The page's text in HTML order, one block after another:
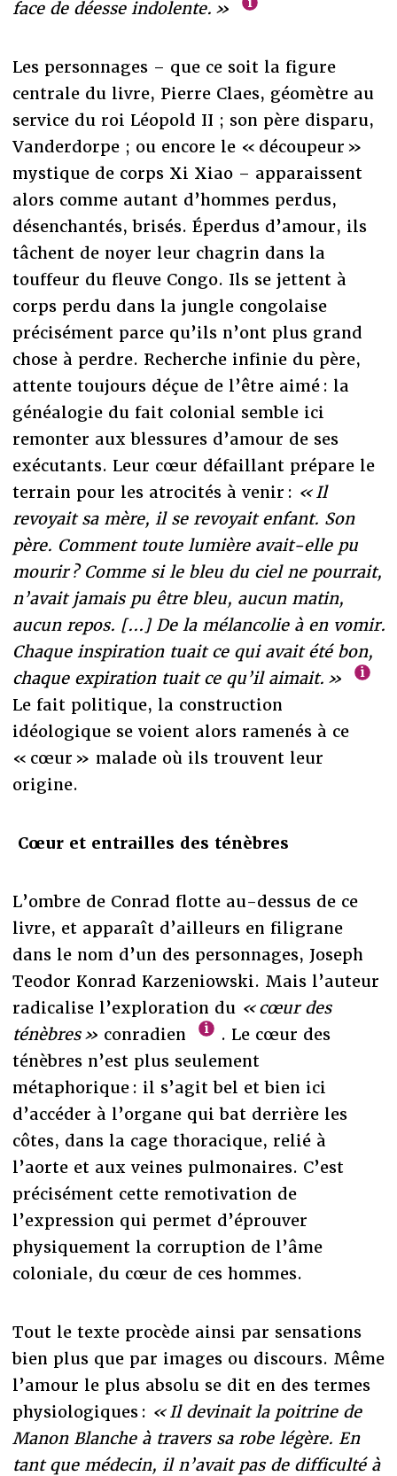
face de déesse indolente. »
Les personnages – que ce soit la figure
centrale du livre, Pierre Claes, géomètre au
service du roi Léopold II ; son père disparu,
Vanderdorpe ; ou encore le « découpeur »
mystique de corps Xi Xiao – apparaissent
alors comme autant d’hommes perdus,
désenchantés, brisés. Éperdus d’amour, ils
tâchent de noyer leur chagrin dans la
touffeur du fleuve Congo. Ils se jettent à
corps perdu dans la jungle congolaise
précisément parce qu’ils n’ont plus grand
chose à perdre. Recherche infinie du père,
attente toujours déçue de l’être aimé : la
généalogie du fait colonial semble ici
remonter aux blessures d’amour de ses
exécutants. Leur cœur défaillant prépare le
terrain pour les atrocités à venir : « Il
revoyait sa mère, il se revoyait enfant. Son
père. Comment toute lumière avait-elle pu
mourir ? Comme si le bleu du ciel ne pourrait,
n’avait jamais pu être bleu, aucun matin,
aucun repos. [...] De la mélancolie à en vomir.
Chaque inspiration tuait ce qui avait été bon,
chaque expiration tuait ce qu’il aimait. »
Le fait politique, la construction
idéologique se voient alors ramenés à ce
« cœur » malade où ils trouvent leur
origine.
Cœur et entrailles des ténèbres
L’ombre de Conrad flotte au-dessus de ce
livre, et apparaît d’ailleurs en filigrane
dans le nom d’un des personnages, Joseph
Teodor Konrad Karzeniowski. Mais l’auteur
radicalise l’exploration du « cœur des
ténèbres » conradien
. Le cœur des
ténèbres n’est plus seulement
métaphorique : il s’agit bel et bien ici
d’accéder à l’organe qui bat derrière les
côtes, dans la cage thoracique, relié à
l’aorte et aux veines pulmonaires. C’est
précisément cette remotivation de
l’expression qui permet d’éprouver
physiquement la corruption de l’âme
coloniale, du cœur de ces hommes.
Tout le texte procède ainsi par sensations
bien plus que par images ou discours. Même
l’amour le plus absolu se dit en des termes
physiologiques : « Il devinait la poitrine de
Manon Blanche à travers sa robe légère. En
tant que médecin, il n’avait pas de difficulté à